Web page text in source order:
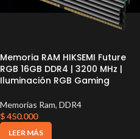
Memoria RAM HIKSEMI Future
RGB 16GB DDR4 | 3200 MHz |
Iluminación RGB Gaming
Memorias Ram, DDR4
$450.000
LEER MÁS